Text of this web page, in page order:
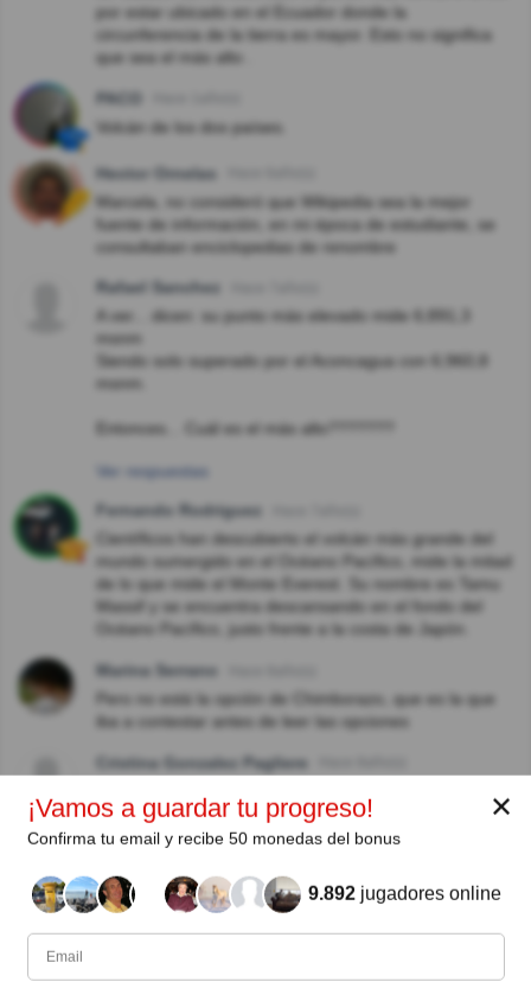
por estar ubicado en el Ecuador donde la
circunferencia de la tierra es mayor. Esto no significa
que sea el más alto .
PACO
Volcán de los dos países.
Hector Ornelas
Marcela, no consideró que Wikipedia sea la mejor
fuente de información, en mi época de estudiante, se
consultaban enciclopedias de renombre
Rafael Sanchez
A ver... dicen: su punto más elevado mide 6;891,3
msnm
Siendo solo superado por el Aconcagua con 6;960,8
msnm.
Entonces... Cuál es el más alto???????
Ver respuestas
Fernando Rodriguez
Científicos han descubierto el volcán más grande del
mundo sumergido en el Océano Pacífico, mide la mitad
de lo que mide el Monte Everest. Su nombre es Tamu
Massif y se encuentra descansando en el fondo del
Océano Pacífico, justo frente a la costa de Japón.
Marina Serrano
Pero no está la opción de Chimborazo, que es la que
iba a contestar antes de leer las opciones
Cristina Gonzalez Pagliere
Hilda Gutierrez Hace 8año(s)
también se encuentra el Tamu
Angelica Ochoa Salas Hace 8año(s)
✕
¡Vamos a guardar tu progreso!
Confirma tu email y recibe 50 monedas del bonus
9.892 jugadores online